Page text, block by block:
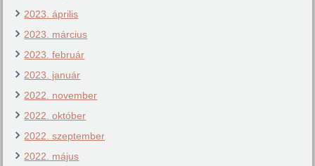
2023. április
2023. március
2023. február
2023. január
2022. november
2022. október
2022. szeptember
2022. május